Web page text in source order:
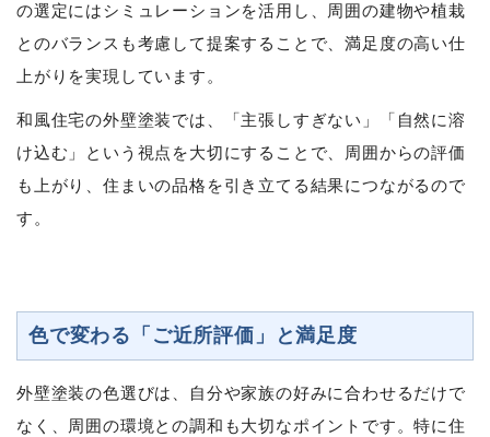
の選定にはシミュレーションを活用し、周囲の建物や植栽
とのバランスも考慮して提案することで、満足度の高い仕
上がりを実現しています。
和風住宅の外壁塗装では、「主張しすぎない」「自然に溶
け込む」という視点を大切にすることで、周囲からの評価
も上がり、住まいの品格を引き立てる結果につながるので
す。
色で変わる「ご近所評価」と満足度
外壁塗装の色選びは、自分や家族の好みに合わせるだけで
なく、周囲の環境との調和も大切なポイントです。特に住